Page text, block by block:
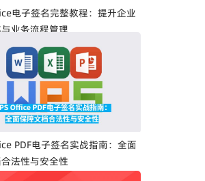
电子签名完整教程：提升企业
业务流程管理
PDF电子签名实战指南：全面
法性与安全性